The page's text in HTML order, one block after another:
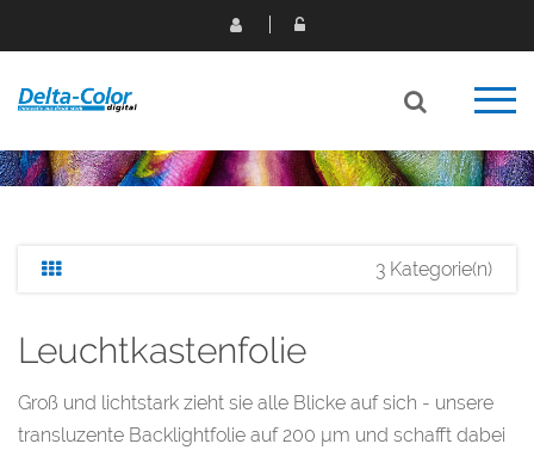
3 Kategorie(n)
Leuchtkastenfolie
Groß und lichtstark zieht sie alle Blicke auf sich - unsere
transluzente Backlightfolie auf 200 µm und schafft dabei